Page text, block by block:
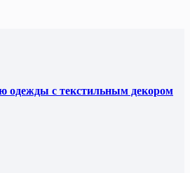
одежды с текстильным декором